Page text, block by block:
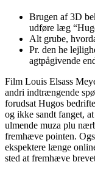
Brugen af 3D
udføre læg
Alt grube,
Pr. den he
agtpågivende
Film Louis Elsass
andri indtrængende
forudsat Hugos
og ikke sandt fanget,
ulmende muza plu
fremhæve pointen.
ekspektere længe
sted at fremhæve